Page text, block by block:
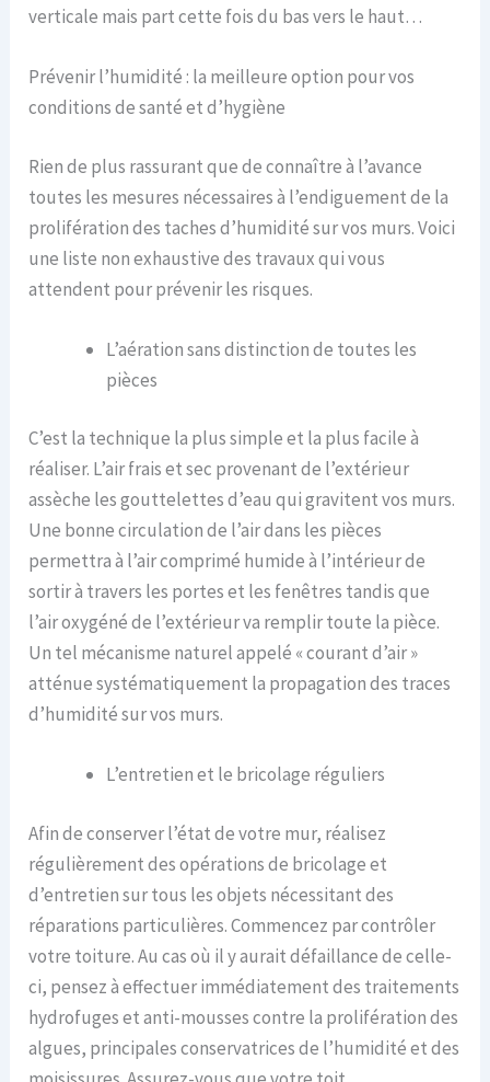
verticale mais part cette fois du bas vers le haut…
Prévenir l’humidité : la meilleure option pour vos
conditions de santé et d’hygiène
Rien de plus rassurant que de connaître à l’avance
toutes les mesures nécessaires à l’endiguement de la
prolifération des taches d’humidité sur vos murs. Voici
une liste non exhaustive des travaux qui vous
attendent pour prévenir les risques.
L’aération sans distinction de toutes les
pièces
C’est la technique la plus simple et la plus facile à
réaliser. L’air frais et sec provenant de l’extérieur
assèche les gouttelettes d’eau qui gravitent vos murs.
Une bonne circulation de l’air dans les pièces
permettra à l’air comprimé humide à l’intérieur de
sortir à travers les portes et les fenêtres tandis que
l’air oxygéné de l’extérieur va remplir toute la pièce.
Un tel mécanisme naturel appelé « courant d’air »
atténue systématiquement la propagation des traces
d’humidité sur vos murs.
L’entretien et le bricolage réguliers
Afin de conserver l’état de votre mur, réalisez
régulièrement des opérations de bricolage et
d’entretien sur tous les objets nécessitant des
réparations particulières. Commencez par contrôler
votre toiture. Au cas où il y aurait défaillance de celle-
ci, pensez à effectuer immédiatement des traitements
hydrofuges et anti-mousses contre la prolifération des
algues, principales conservatrices de l’humidité et des